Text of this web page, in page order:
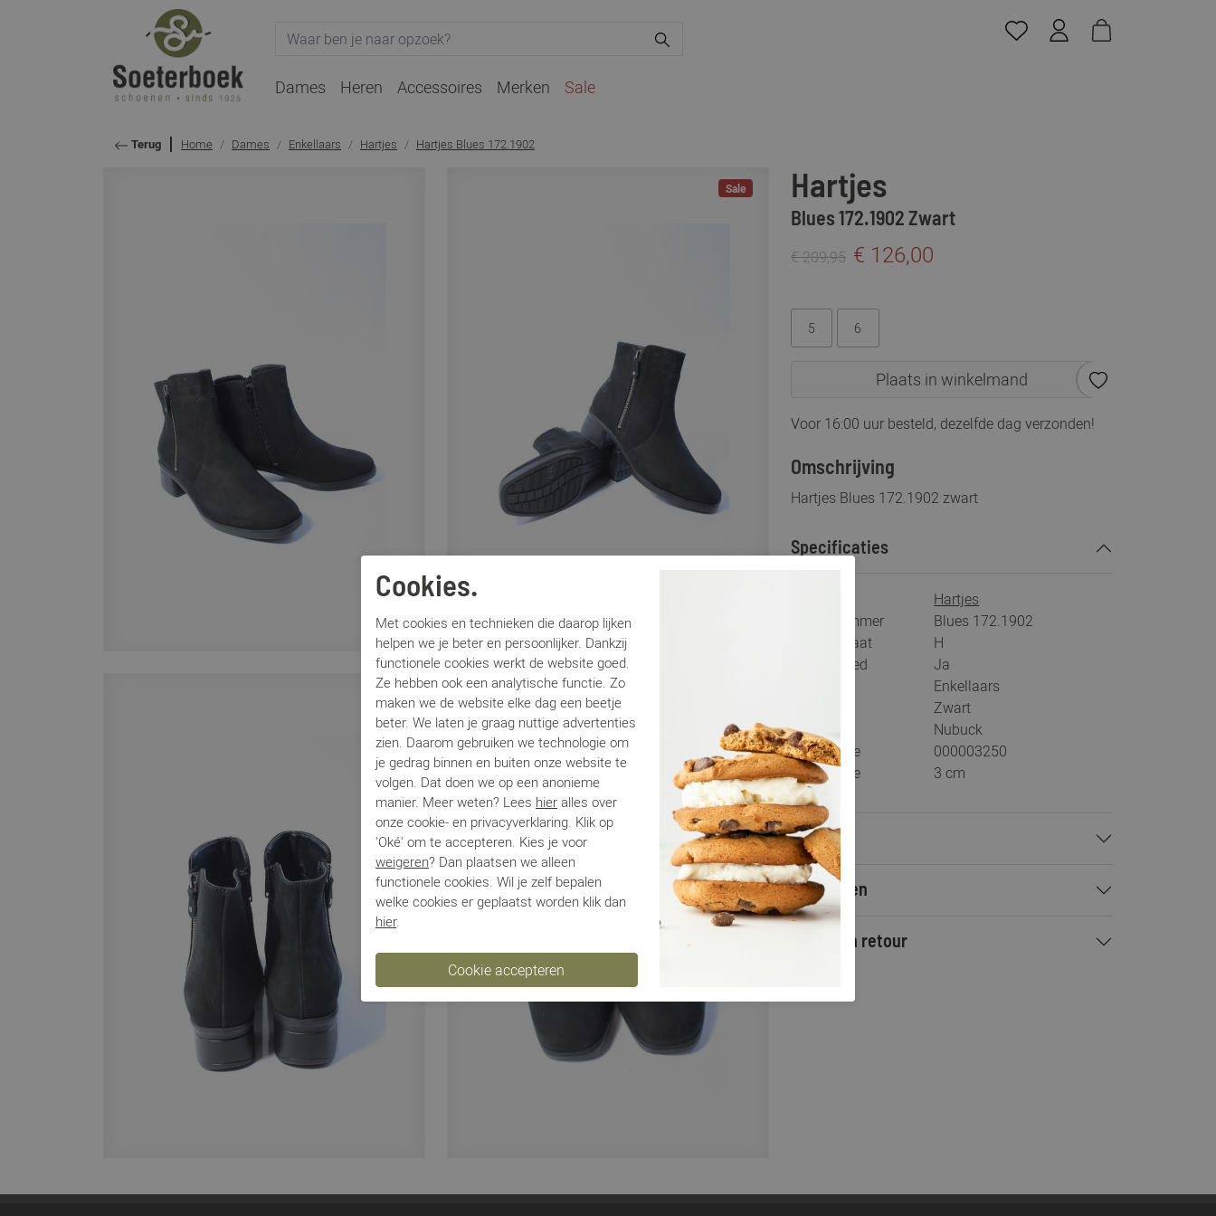
Dames Heren Accessoires Merken Sale
Terug Home Dames Enkellaars Hartjes Hartjes Blues 172.1902
Sale Hartjes
Blues 172.1902 Zwart
€ 209,95 € 126,00
5 6
Plaats in winkelmand
Voor 16:00 uur besteld, dezelfde dag verzonden!
Omschrijving
Hartjes Blues 172.1902 zwart
Specificaties
Hartjes
Artikelnummer
Blues 172.1902
Breedtemaat
H
Los voetbed
Ja
Enkellaars
Zwart
Materiaal
Nubuck
Bestelcode
000003250
Hakhoogte
3 cm
Betalen
Verzenden
Ruilen en retour
Cookies.
Met cookies en technieken die daarop lijken
helpen we je beter en persoonlijker. Dankzij
functionele cookies werkt de website goed.
Ze hebben ook een analytische functie. Zo
maken we de website elke dag een beetje
beter. We laten je graag nuttige advertenties
zien. Daarom gebruiken we technologie om
je gedrag binnen en buiten onze website te
volgen. Dat doen we op een anonieme
manier. Meer weten? Lees hier alles over
onze cookie- en privacyverklaring. Klik op
'Oké' om te accepteren. Kies je voor
weigeren? Dan plaatsen we alleen
functionele cookies. Wil je zelf bepalen
welke cookies er geplaatst worden klik dan
hier.